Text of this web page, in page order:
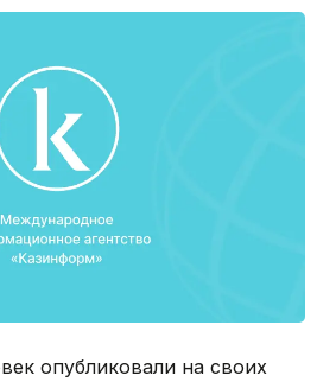
опубликовали на своих